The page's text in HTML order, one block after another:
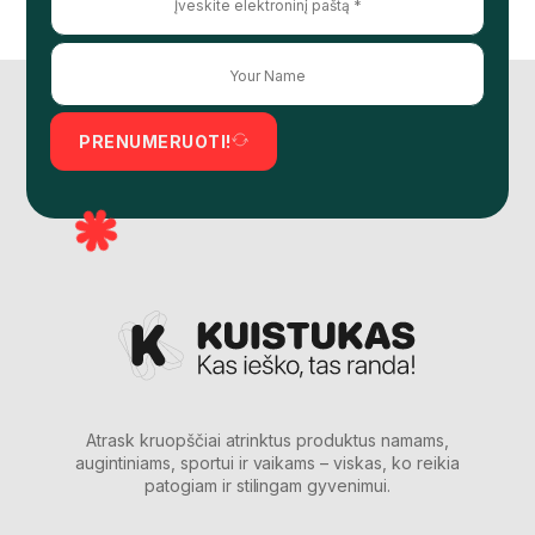
PRENUMERUOTI!
Atrask kruopščiai atrinktus produktus namams,
augintiniams, sportui ir vaikams – viskas, ko reikia
patogiam ir stilingam gyvenimui.